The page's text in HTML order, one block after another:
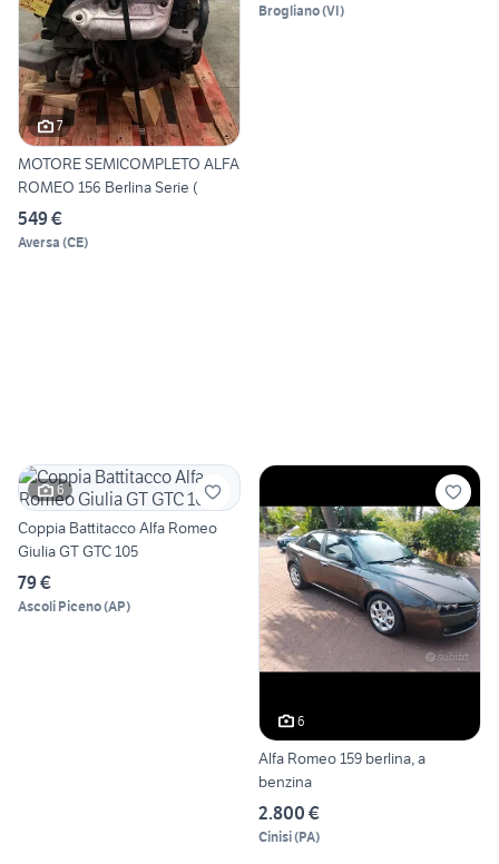
7
MOTORE SEMICOMPLETO ALFA
ROMEO 156 Berlina Serie (
549 €
Aversa (CE)
Brogliano(VI)
6
Coppia Battitacco Alfa Romeo
Giulia GT GTC 105
79 €
Ascoli Piceno(AP)
6
Alfa Romeo 159 berlina, a
benzina
2.800 €
Cinisi(PA)